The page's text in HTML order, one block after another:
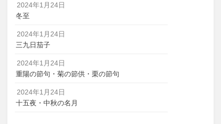
2024年1月24日
冬至
2024年1月24日
三九日茄子
2024年1月24日
重陽の節句・菊の節供・栗の節句
2024年1月24日
十五夜・中秋の名月